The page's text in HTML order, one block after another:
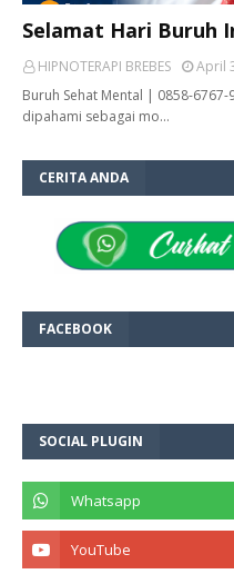
Selamat Hari Buruh
HIPNOTERAPI BREBES
April
Buruh Sehat Mental | 0858-
dipahami sebagai mo…
CERITA ANDA
FACEBOOK
SOCIAL PLUGIN